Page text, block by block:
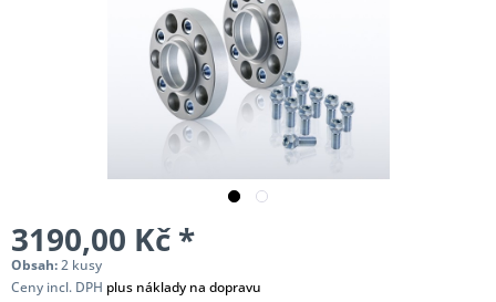
3190,00 Kč *
Obsah:2 kusy
Ceny incl. DPH plus náklady na dopravu